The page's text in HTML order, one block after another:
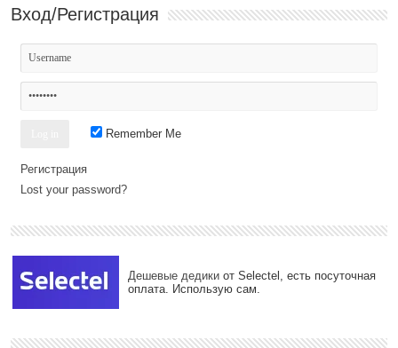
Вход/Регистрация
Remember Me
Регистрация
Lost your password?
Дешевые дедики от Selectel, есть посуточная
оплата. Использую сам.